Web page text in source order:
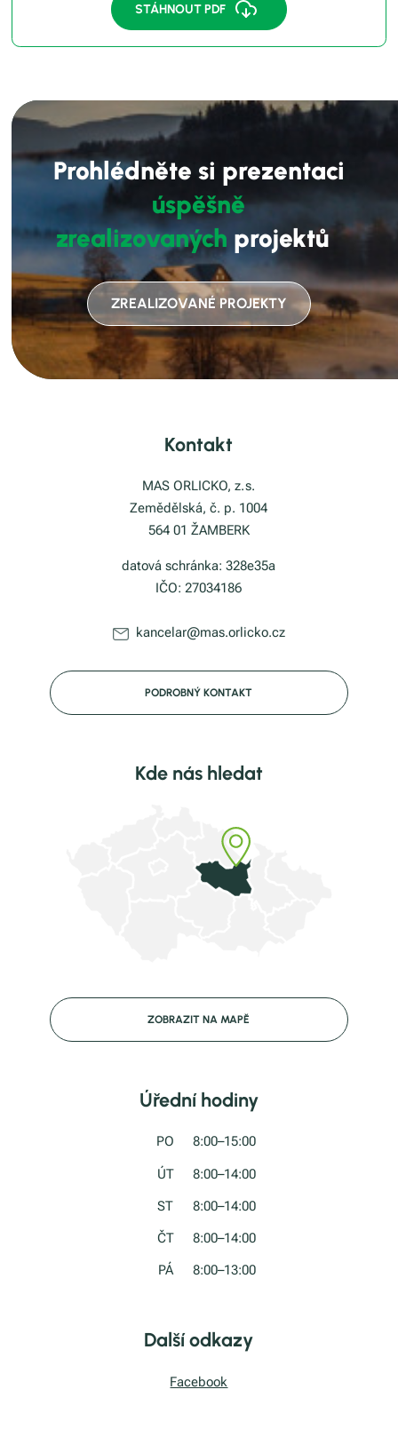
STÁHNOUT PDF
Prohlédněte si prezentaci
úspěšně
zrealizovaných projektů
ZREALIZOVANÉ PROJEKTY
Kontakt
MAS ORLICKO, z. s.
Zemědělská, č. p. 1004
564 01 ŽAMBERK
datová schránka: 328e35a
IČO: 27034186
kancelar@mas.orlicko.cz
PODROBNÝ KONTAKT
Kde nás hledat
ZOBRAZIT NA MAPĚ
Úřední hodiny
PO 8:00–15:00
ÚT 8:00–14:00
ST 8:00–14:00
ČT 8:00–14:00
PÁ 8:00–13:00
Další odkazy
Facebook